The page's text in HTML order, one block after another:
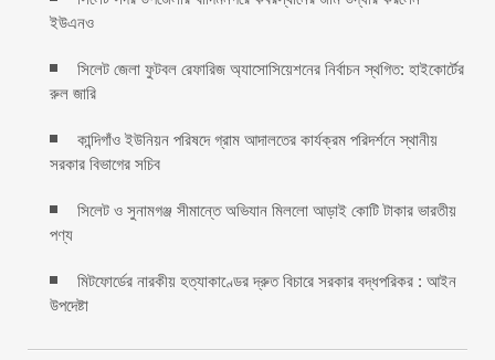
ইউএনও
সিলেট জেলা ফুটবল রেফারিজ অ্যাসোসিয়েশনের নির্বাচন স্থগিত: হাইকোর্টের
রুল জারি ‎
কান্দিগাঁও ইউনিয়ন পরিষদে গ্রাম আদালতের কার্যক্রম পরিদর্শনে স্থানীয়
সরকার বিভাগের সচিব ‎
সিলেট ও সুনামগঞ্জ সীমান্তে অভিযান মিললো আড়াই কোটি টাকার ভারতীয়
পণ্য
মিটফোর্ডের নারকীয় হত্যাকাণ্ডের দ্রুত বিচারে সরকার বদ্ধপরিকর : আইন
উপদেষ্টা